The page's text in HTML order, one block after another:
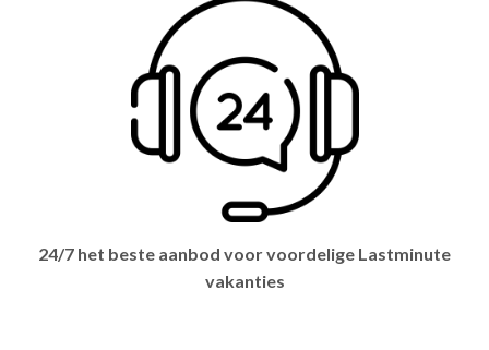
24/7 het beste aanbod voor voordelige Lastminute
vakanties